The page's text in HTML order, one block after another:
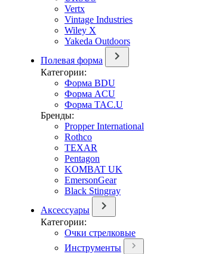
Vertx
Vintage Industries
Wiley X
Yakeda Outdoors
Полевая форма
Категории:
Форма BDU
Форма ACU
Форма TAC.U
Бренды:
Propper International
Rothco
TEXAR
Pentagon
KOMBAT UK
EmersonGear
Black Stingray
Аксессуары
Категории:
Очки стрелковые
Инструменты